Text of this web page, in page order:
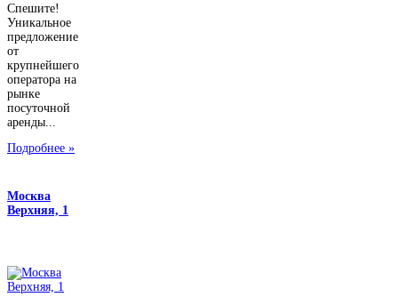
Спешите!
Уникальное
предложение
от
крупнейшего
оператора на
рынке
посуточной
аренды...
Подробнее »
Москва
Верхняя, 1